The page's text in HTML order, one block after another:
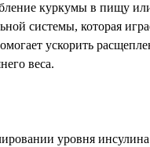
куркумы в пищу
системы, которая
ускорить
веса.
уровня